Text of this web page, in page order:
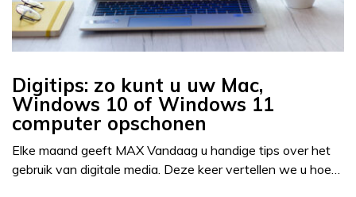
Digitips: zo kunt u uw Mac,
Windows 10 of Windows 11
computer opschonen
Elke maand geeft MAX Vandaag u handige tips over het
gebruik van digitale media. Deze keer vertellen we u hoe…